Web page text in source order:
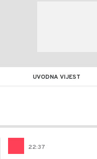
UVODNA VIJEST
22:37